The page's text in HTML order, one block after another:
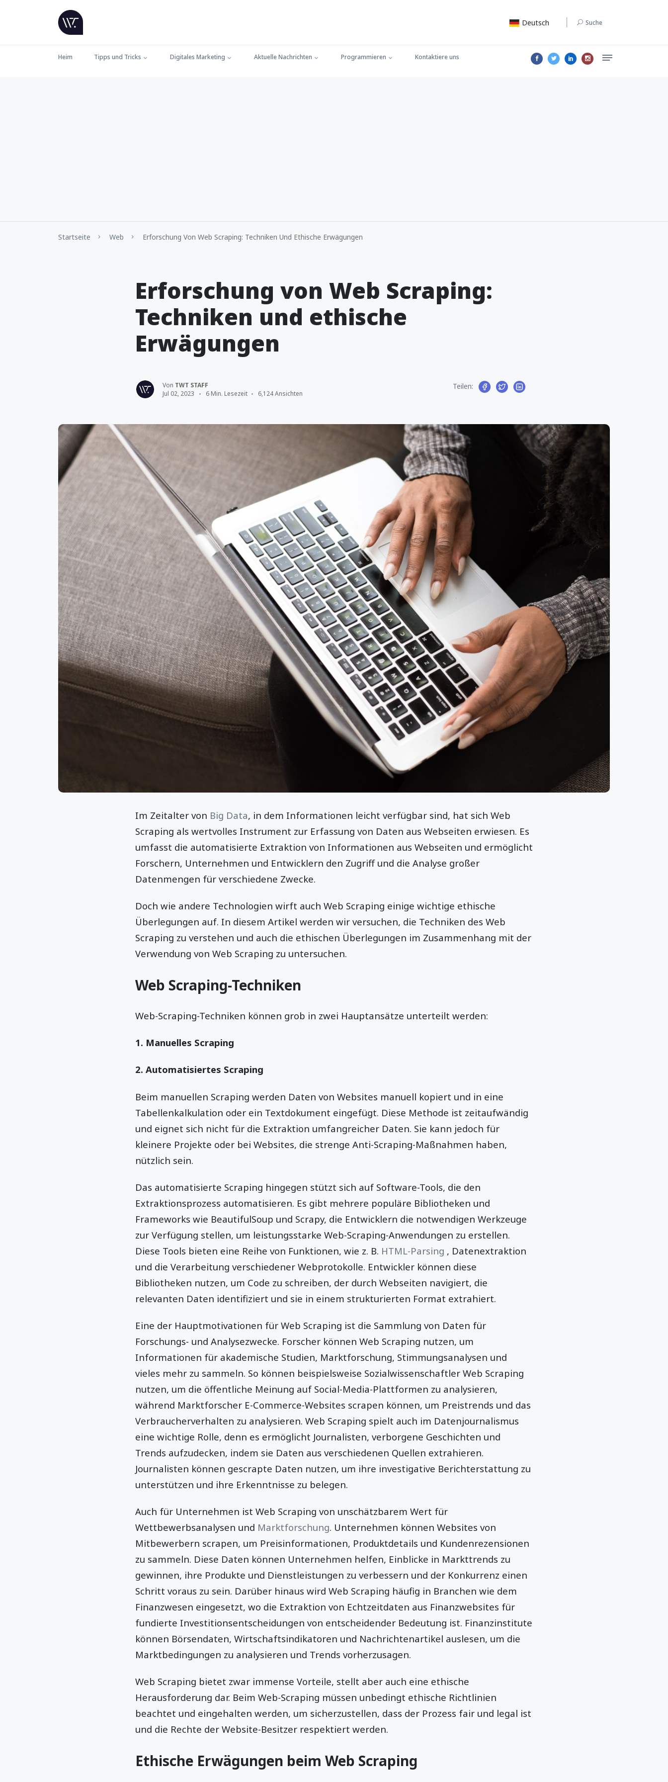
Deutsch Suche
Heim Tipps und Tricks Digitales Marketing Aktuelle Nachrichten Programmieren Kontaktiere uns
Startseite Web Erforschung Von Web Scraping: Techniken Und Ethische Erwägungen
Erforschung von Web Scraping:
Techniken und ethische
Erwägungen
Von TWT STAFF
Jul 02, 2023
6 Min. Lesezeit 6,124 Ansichten
Teilen:
Im Zeitalter von Big Data, in dem Informationen leicht verfügbar sind, hat sich Web
Scraping als wertvolles Instrument zur Erfassung von Daten aus Webseiten erwiesen. Es
umfasst die automatisierte Extraktion von Informationen aus Webseiten und ermöglicht
Forschern, Unternehmen und Entwicklern den Zugriff und die Analyse großer
Datenmengen für verschiedene Zwecke.
Doch wie andere Technologien wirft auch Web Scraping einige wichtige ethische
Überlegungen auf. In diesem Artikel werden wir versuchen, die Techniken des Web
Scraping zu verstehen und auch die ethischen Überlegungen im Zusammenhang mit der
Verwendung von Web Scraping zu untersuchen.
Web Scraping-Techniken
Web-Scraping-Techniken können grob in zwei Hauptansätze unterteilt werden:
1. Manuelles Scraping
2. Automatisiertes Scraping
Beim manuellen Scraping werden Daten von Websites manuell kopiert und in eine
Tabellenkalkulation oder ein Textdokument eingefügt. Diese Methode ist zeitaufwändig
und eignet sich nicht für die Extraktion umfangreicher Daten. Sie kann jedoch für
kleinere Projekte oder bei Websites, die strenge Anti-Scraping-Maßnahmen haben,
nützlich sein.
Das automatisierte Scraping hingegen stützt sich auf Software-Tools, die den
Extraktionsprozess automatisieren. Es gibt mehrere populäre Bibliotheken und
Frameworks wie BeautifulSoup und Scrapy, die Entwicklern die notwendigen Werkzeuge
zur Verfügung stellen, um leistungsstarke Web-Scraping-Anwendungen zu erstellen.
Diese Tools bieten eine Reihe von Funktionen, wie z. B. HTML-Parsing , Datenextraktion
und die Verarbeitung verschiedener Webprotokolle. Entwickler können diese
Bibliotheken nutzen, um Code zu schreiben, der durch Webseiten navigiert, die
relevanten Daten identifiziert und sie in einem strukturierten Format extrahiert.
Eine der Hauptmotivationen für Web Scraping ist die Sammlung von Daten für
Forschungs- und Analysezwecke. Forscher können Web Scraping nutzen, um
Informationen für akademische Studien, Marktforschung, Stimmungsanalysen und
vieles mehr zu sammeln. So können beispielsweise Sozialwissenschaftler Web Scraping
nutzen, um die öffentliche Meinung auf Social-Media-Plattformen zu analysieren,
während Marktforscher E-Commerce-Websites scrapen können, um Preistrends und das
Verbraucherverhalten zu analysieren. Web Scraping spielt auch im Datenjournalismus
eine wichtige Rolle, denn es ermöglicht Journalisten, verborgene Geschichten und
Trends aufzudecken, indem sie Daten aus verschiedenen Quellen extrahieren.
Journalisten können gescrapte Daten nutzen, um ihre investigative Berichterstattung zu
unterstützen und ihre Erkenntnisse zu belegen.
Auch für Unternehmen ist Web Scraping von unschätzbarem Wert für
Wettbewerbsanalysen und Marktforschung. Unternehmen können Websites von
Mitbewerbern scrapen, um Preisinformationen, Produktdetails und Kundenrezensionen
zu sammeln. Diese Daten können Unternehmen helfen, Einblicke in Markttrends zu
gewinnen, ihre Produkte und Dienstleistungen zu verbessern und der Konkurrenz einen
Schritt voraus zu sein. Darüber hinaus wird Web Scraping häufig in Branchen wie dem
Finanzwesen eingesetzt, wo die Extraktion von Echtzeitdaten aus Finanzwebsites für
fundierte Investitionsentscheidungen von entscheidender Bedeutung ist. Finanzinstitute
können Börsendaten, Wirtschaftsindikatoren und Nachrichtenartikel auslesen, um die
Marktbedingungen zu analysieren und Trends vorherzusagen.
Web Scraping bietet zwar immense Vorteile, stellt aber auch eine ethische
Herausforderung dar. Beim Web-Scraping müssen unbedingt ethische Richtlinien
beachtet und eingehalten werden, um sicherzustellen, dass der Prozess fair und legal ist
und die Rechte der Website-Besitzer respektiert werden.
Ethische Erwägungen beim Web Scraping